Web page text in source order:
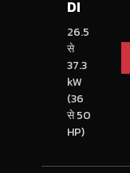
DI
26.5
से
37.3
kW
(36
से 50
HP)